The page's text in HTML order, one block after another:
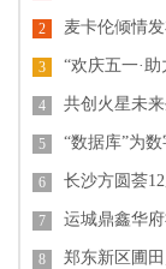
2
3 “欢庆五一·
4 共创火星未
5 “数据库”为
6 长沙方圆荟
7
8 郑东新区圃